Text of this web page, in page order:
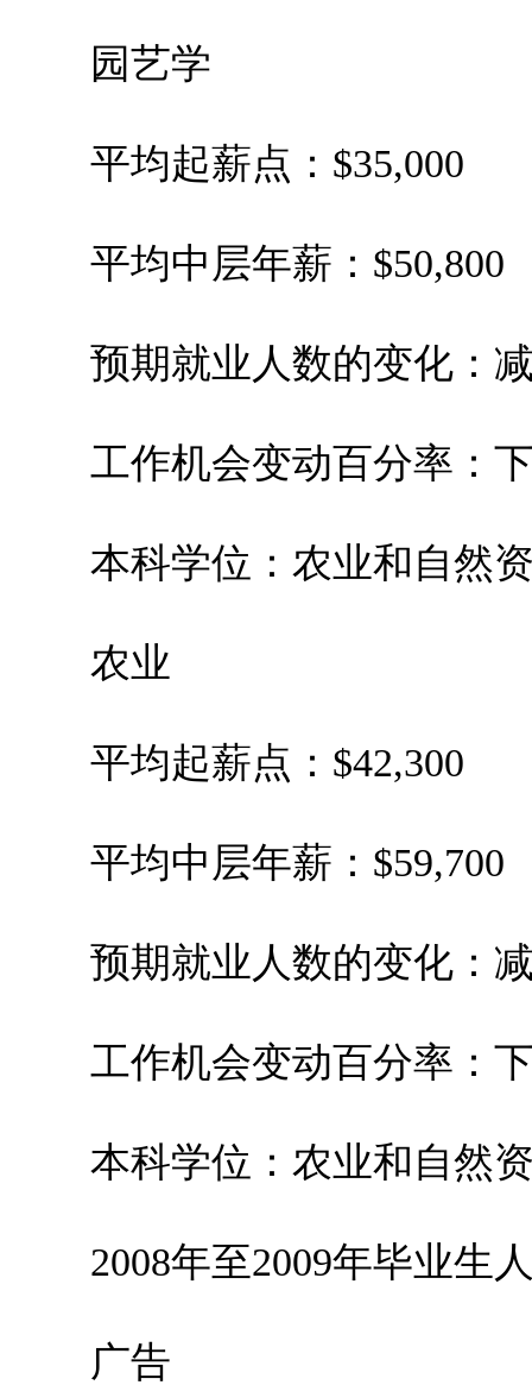
园艺学
平均起薪点：$35,000
平均中层年薪：$50,800
预期就业人数的变化：减
工作机会变动百分率：下
本科学位：农业和自然
农业
平均起薪点：$42,300
平均中层年薪：$59,700
预期就业人数的变化：减
工作机会变动百分率：下
本科学位：农业和自然
2008年至2009年毕业生人
广告